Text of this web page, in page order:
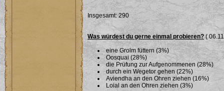
Insgesamt: 290
Was würdest du gerne einmal probieren?(
eine Grolm füttern (3%)
Oosquai (28%)
die Prüfung zur Aufgenommenen (28%)
durch ein Wegetor gehen (22%)
Aviendha an den Ohren ziehen (16%)
Loial an den Ohren ziehen (3%)